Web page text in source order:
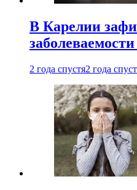
В Карелии
2 года спустя2 года